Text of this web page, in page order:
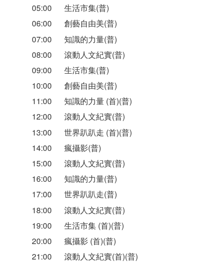
05:00
生活市集(普)
06:00
創藝自由美(普)
07:00
知識的力量(普)
08:00
滾動人文紀實(普)
09:00
生活市集(普)
10:00
創藝自由美(普)
11:00
知識的力量 (首)(普)
12:00
滾動人文紀實(普)
13:00
世界趴趴走 (首)(普)
14:00
瘋攝影(普)
15:00
滾動人文紀實(普)
16:00
知識的力量(普)
17:00
世界趴趴走(普)
18:00
滾動人文紀實(普)
19:00
生活市集 (首)(普)
20:00
瘋攝影 (首)(普)
21:00
滾動人文紀實(首)(普)